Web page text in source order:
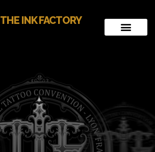
THE INK FACTORY